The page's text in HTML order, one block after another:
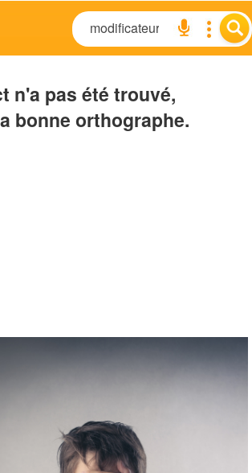
n'a pas été trouvé,
bonne orthographe.